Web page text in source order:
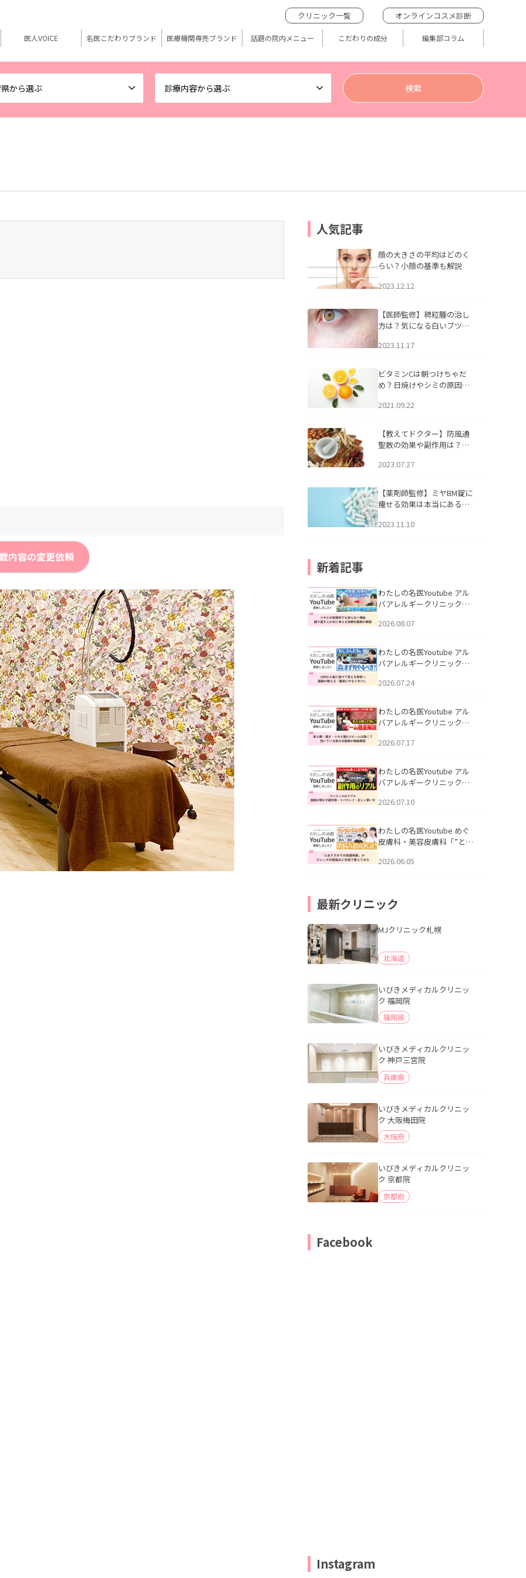
から選ぶ 診療内容から選ぶ
クリニック一覧 オンラインコスメ診断
医人VOICE 名医こだわりブランド 医療機関専売ブランド 話題の院内メニュー こだわりの成分 編集部コラム
内容の変更依頼
人気記事
顔の大きさの平均はどのく
らい？小顔の基準も解説
2023.12.12
【医師監修】稗粒腫の治し
方は？気になる白いブツブ
アについて
2023.11.17
ビタミンCは朝つけちゃだ
め？日焼けやシミの原因に
2021.09.22
【教えてドクター】防風通
聖散の効果や副作用は？長
2023.07.27
【薬剤師監修】ミヤBM錠に
痩せる効果は本当にある
2023.11.10
新着記事
わたしの名医Youtube アル
バアレルギークリニック札
らない理由｜繰り返す人が
説」を公開いたしました。
2026.08.07
わたしの名医Youtube アル
バアレルギークリニック札
える男性へ｜医師が教える
公開いたしました。
2026.07.24
わたしの名医Youtube アル
バアレルギークリニック札
跡にVビームは効く？向いて
説」を公開いたしました。
2026.07.17
わたしの名医Youtube アル
バアレルギークリニック札
医師が明かす副作用・リバ
公開いたしました。
2026.07.10
わたしの名医Youtube めぐ
皮膚科・美容皮膚科「”とお
ッズの肌悩みに本気で答え
2026.06.05
最新クリニック
MJクリニック札幌
北海道
いびきメディカルクリニッ
ク 福岡院
福岡県
いびきメディカルクリニッ
ク 神戸三宮院
兵庫県
いびきメディカルクリニッ
ク 大阪梅田院
大阪府
いびきメディカルクリニッ
ク 京都院
京都府
Facebook
Instagram